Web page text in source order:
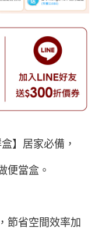
】居家必備，
便當盒。
節省空間效率加